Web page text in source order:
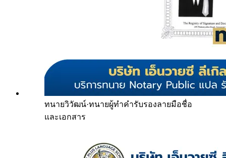
ทนายวิวัฒน์·ทนายผู้ทำคำรับรองลายมือชื่อ
และเอกสาร